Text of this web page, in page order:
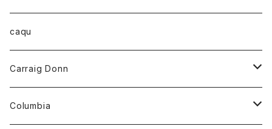
オーバーオール
ショートパンツ
レディース
オーバーオール
カーディガン
靴
トップス
ハーフスリーブTシャツ
caqu
Carraig Donn
ニット
Columbia